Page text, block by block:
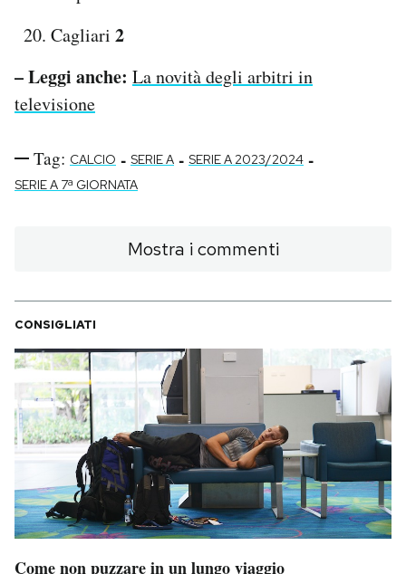
Cagliari 2
– Leggi anche: La novità degli arbitri in
televisione
Tag: CALCIO - SERIE A - SERIE A 2023/2024 -
SERIE A 7ª GIORNATA
Mostra i commenti
CONSIGLIATI
Come non puzzare in un lungo viaggio